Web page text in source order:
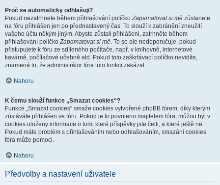
Proč se automaticky odhlašuji?
Pokud nezatrhnete během přihlašování políčkoZapamatovat si mě zůstanete
na fóru přihlášen jen po přednastavený čas. To slouží k zabránění zneužití
vašeho účtu někým jiným. Abyste zůstali přihlášeni, zatrhněte během
přihlašování políčkoZapamatovat si mě. To se ale nedoporučuje, pokud
přistupujete k fóru ze sdíleného počítače, např. v knihovně, internetové
kavárně, počítačové učebně atd. Pokud toto zaškrtávací políčko nevidíte,
znamená to, že administrátor fóra tuto funkci zakázal.
Nahoru
K čemu slouží funkce „Smazat cookies“?
Funkce „Smazat cookies“ smaže cookies vytvořené phpBB fórem, díky kterým
zůstáváte přihlášen ve fóru. Pokud je to povoleno majitelem fóra, můžou být v
cookies uloženy informace o tom, které příspěvky jste četli, a které ještě ne.
Pokud máte problém s přihlašováním nebo odhlašováním, smazání cookies
fóra může pomoci.
Nahoru
Předvolby a nastavení uživatele